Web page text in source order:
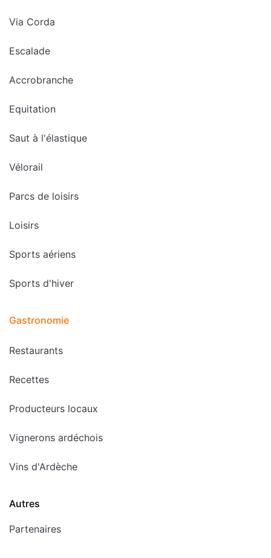
Via Corda
Escalade
Accrobranche
Equitation
Saut à l'élastique
Vélorail
Parcs de loisirs
Loisirs
Sports aériens
Sports d'hiver
Gastronomie
Restaurants
Recettes
Producteurs locaux
Vignerons ardéchois
Vins d'Ardèche
Autres
Partenaires